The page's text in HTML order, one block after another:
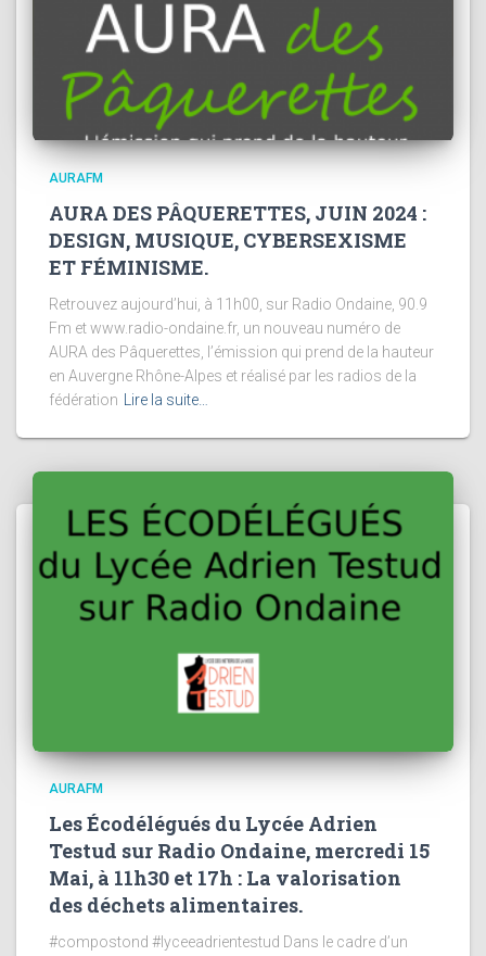
AURAFM
AURA DES PÂQUERETTES, JUIN 2024 :
DESIGN, MUSIQUE, CYBERSEXISME
ET FÉMINISME.
Retrouvez aujourd’hui, à 11h00, sur Radio Ondaine, 90.9
Fm et www.radio-ondaine.fr, un nouveau numéro de
AURA des Pâquerettes, l’émission qui prend de la hauteur
en Auvergne Rhône-Alpes et réalisé par les radios de la
fédération
Lire la suite…
AURAFM
Les Écodélégués du Lycée Adrien
Testud sur Radio Ondaine, mercredi 15
Mai, à 11h30 et 17h : La valorisation
des déchets alimentaires.
#compostond #lyceeadrientestud Dans le cadre d’un